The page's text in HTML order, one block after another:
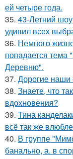
ей четыре года.
35. 43-Летний
удивил всех
36. Немного
попадается
Деревню".
37. Дорогие наши
38. Знаете, что
вдохновения?
39. Тина
всё так же
40. В группе
банально, а. в